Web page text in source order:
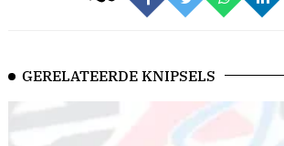
GERELATEERDE KNIPSELS